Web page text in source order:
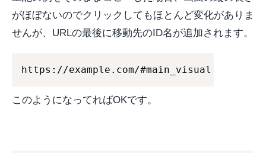
がほぼないのでクリックしてもほとんど変化がありま
せんが、URLの最後に移動先のID名が追加されます。
https://example.com/#main_visual
このようになってればOKです。